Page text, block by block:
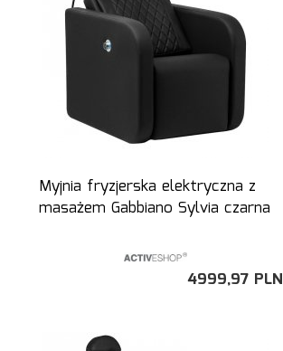
Myjnia fryzjerska elektryczna z
masażem Gabbiano Sylvia czarna
4999,97 PLN